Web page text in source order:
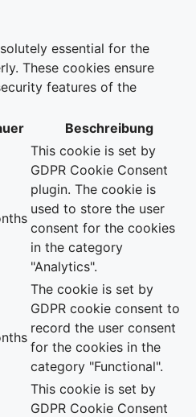
essential for the
These cookies ensure
features of the
Beschreibung
This cookie is set by
GDPR Cookie Consent
plugin. The cookie is
used to store the user
consent for the cookies
in the category
"Analytics".
The cookie is set by
GDPR cookie consent to
record the user consent
for the cookies in the
category "Functional".
This cookie is set by
GDPR Cookie Consent